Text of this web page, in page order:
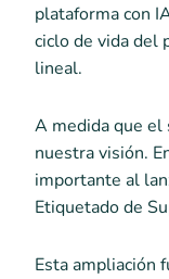
plataforma con
ciclo de vida del
lineal.
A medida que el
nuestra visión.
importante al
Etiquetado de
Esta ampliación